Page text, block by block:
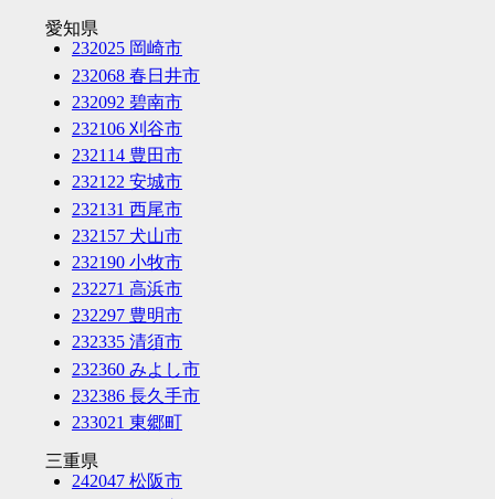
愛知県
232025 岡崎市
232068 春日井市
232092 碧南市
232106 刈谷市
232114 豊田市
232122 安城市
232131 西尾市
232157 犬山市
232190 小牧市
232271 高浜市
232297 豊明市
232335 清須市
232360 みよし市
232386 長久手市
233021 東郷町
三重県
242047 松阪市